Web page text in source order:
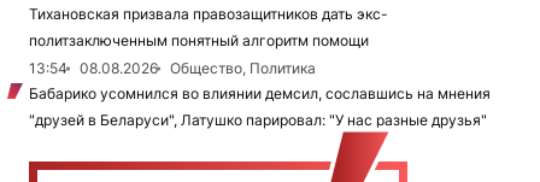
Тихановская призвала правозащитников дать экс-
политзаключенным понятный алгоритм помощи
13:54
08.08.2026
Общество, Политика
Бабарико усомнился во влиянии демсил, сославшись на мнения
"друзей в Беларуси", Латушко парировал: "У нас разные друзья"